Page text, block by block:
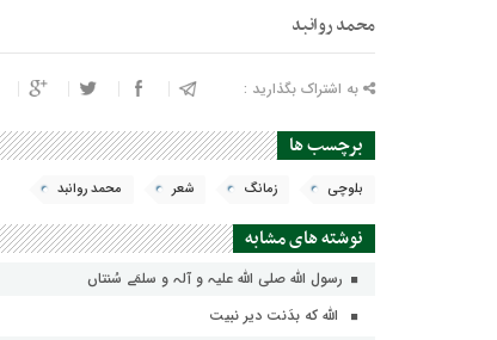
محمد روانبد
به اشتراک بگذارید :
برچسب ها
بلوچی زمانگ شعر محمد روانبد
نوشته های مشابه
رسول اللہ صلی اللہ علیہ و آلہ و سلمَے سُنتاں
الله که بدَنت دیر نبیت